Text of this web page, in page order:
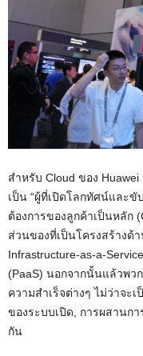
สำหรับ Cloud ของ Huawei
เป็น “ผู้ที่เปิดโลกทัศน์และขั
ต้องการของลูกค้าเป็นหลัก
ส่วนของที่เป็นโครงสร้างด้
Infrastructure-as-a-
(PaaS) นอกจากนั้นแล้วพว
ความสำเร็จต่างๆ ไม่ว่าจะ
ของระบบเปิด, การผสานก
กัน